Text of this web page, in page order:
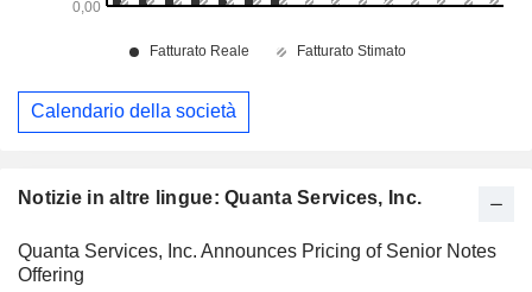
Notizie in altre lingue: Quanta Services, Inc.
Quanta Services, Inc. Announces Pricing of Senior Notes
Offering
Calendario della società